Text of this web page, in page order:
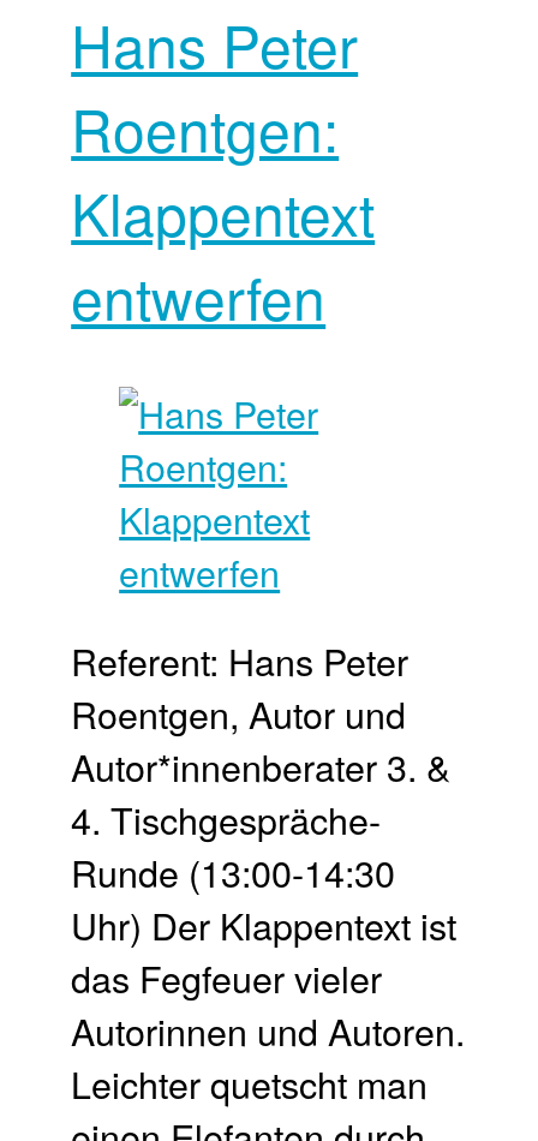
Hans Peter
Roentgen:
Klappentext
entwerfen
Referent: Hans Peter
Roentgen, Autor und
Autor*innenberater 3. &
4. Tischgespräche-
Runde (13:00-14:30
Uhr) Der Klappentext ist
das Fegfeuer vieler
Autorinnen und Autoren.
Leichter quetscht man